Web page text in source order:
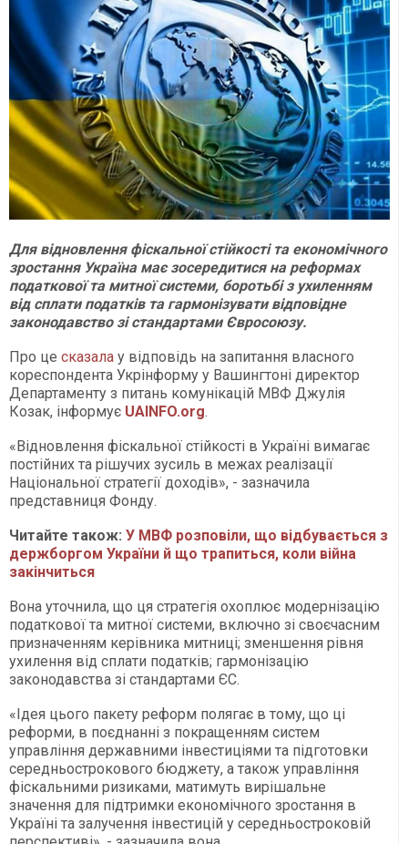
Для відновлення фіскальної стійкості та економічного
зростання Україна має зосередитися на реформах
податкової та митної системи, боротьбі з ухиленням
від сплати податків та гармонізувати відповідне
законодавство зі стандартами Євросоюзу.
Про це сказала у відповідь на запитання власного
кореспондента Укрінформу у Вашингтоні директор
Департаменту з питань комунікацій МВФ Джулія
Козак, інформує UAINFO.org.
«Відновлення фіскальної стійкості в Україні вимагає
постійних та рішучих зусиль в межах реалізації
Національної стратегії доходів», - зазначила
представниця Фонду.
Читайте також: У МВФ розповіли, що відбувається з
держборгом України й що трапиться, коли війна
закінчиться
Вона уточнила, що ця стратегія охоплює модернізацію
податкової та митної системи, включно зі своєчасним
призначенням керівника митниці; зменшення рівня
ухилення від сплати податків; гармонізацію
законодавства зі стандартами ЄС.
«Ідея цього пакету реформ полягає в тому, що ці
реформи, в поєднанні з покращенням систем
управління державними інвестиціями та підготовки
середньострокового бюджету, а також управління
фіскальними ризиками, матимуть вирішальне
значення для підтримки економічного зростання в
Україні та залучення інвестицій у середньостроковій